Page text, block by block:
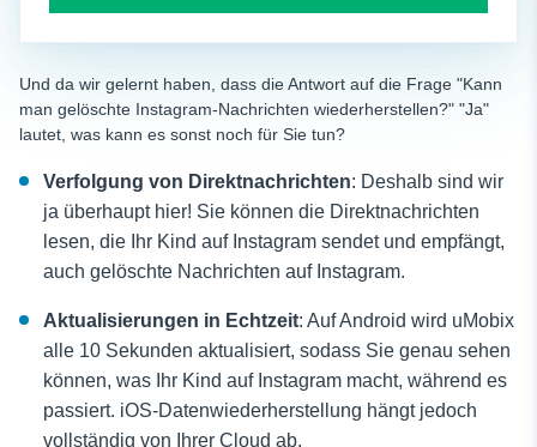
Und da wir gelernt haben, dass die Antwort auf die Frage "Kann
man gelöschte Instagram-Nachrichten wiederherstellen?" "Ja"
lautet, was kann es sonst noch für Sie tun?
Verfolgung von Direktnachrichten: Deshalb sind wir
ja überhaupt hier! Sie können die Direktnachrichten
lesen, die Ihr Kind auf Instagram sendet und empfängt,
auch gelöschte Nachrichten auf Instagram.
Aktualisierungen in Echtzeit: Auf Android wird uMobix
alle 10 Sekunden aktualisiert, sodass Sie genau sehen
können, was Ihr Kind auf Instagram macht, während es
passiert. iOS-Datenwiederherstellung hängt jedoch
vollständig von Ihrer Cloud ab.